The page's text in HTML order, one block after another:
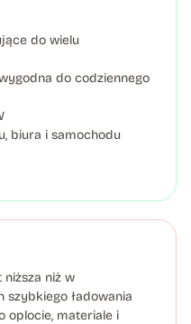
do wielu
do codziennego
biura i samochodu
niższa niż w
szybkiego ładowania
oplocie, materiale i